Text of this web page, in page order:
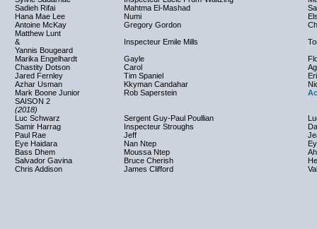
Sadieh Rifai
Mahtma El-Mashad
Hana Mae Lee
Numi
Antoine McKay
Gregory Gordon
Matthew Lunt
&
Yannis Bougeard
Inspecteur Emile Mills
Marika Engelhardt
Gayle
Chastity Dotson
Carol
Jared Fernley
Tim Spaniel
Azhar Usman
Kkyman Candahar
Mark Boone Junior
Rob Saperstein
SAISON 2
(2018)
Luc Schwarz
Sergent Guy-Paul Poullian
Samir Harrag
Inspecteur Stroughs
Paul Rae
Jeff
Eye Haidara
Nan Ntep
Bass Dhem
Moussa Ntep
Salvador Gavina
Bruce Cherish
Chris Addison
James Clifford